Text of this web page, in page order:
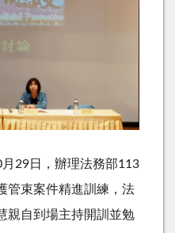
月 29日，辦理法務部113
管束案件精進訓練，法
親自到場主持開訓並勉